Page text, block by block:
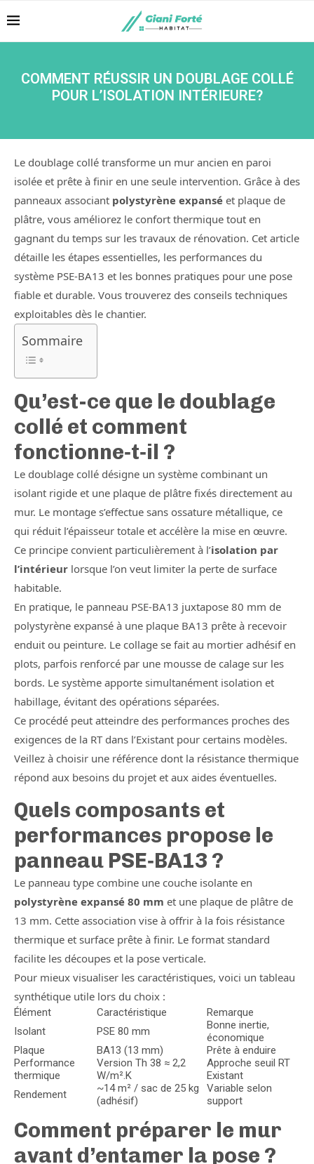
COMMENT RÉUSSIR UN DOUBLAGE COLLÉ
POUR L’ISOLATION INTÉRIEURE?
Le doublage collé transforme un mur ancien en paroi
isolée et prête à finir en une seule intervention. Grâce à des
panneaux associant polystyrène expansé et plaque de
plâtre, vous améliorez le confort thermique tout en
gagnant du temps sur les travaux de rénovation. Cet article
détaille les étapes essentielles, les performances du
système PSE‑BA13 et les bonnes pratiques pour une pose
fiable et durable. Vous trouverez des conseils techniques
exploitables dès le chantier.
Sommaire
Qu’est-ce que le doublage
collé et comment
fonctionne‑t‑il ?
Le doublage collé désigne un système combinant un
isolant rigide et une plaque de plâtre fixés directement au
mur. Le montage s’effectue sans ossature métallique, ce
qui réduit l’épaisseur totale et accélère la mise en œuvre.
Ce principe convient particulièrement à l’isolation par
l’intérieur lorsque l’on veut limiter la perte de surface
habitable.
En pratique, le panneau PSE‑BA13 juxtapose 80 mm de
polystyrène expansé à une plaque BA13 prête à recevoir
enduit ou peinture. Le collage se fait au mortier adhésif en
plots, parfois renforcé par une mousse de calage sur les
bords. Le système apporte simultanément isolation et
habillage, évitant des opérations séparées.
Ce procédé peut atteindre des performances proches des
exigences de la RT dans l’Existant pour certains modèles.
Veillez à choisir une référence dont la résistance thermique
répond aux besoins du projet et aux aides éventuelles.
Quels composants et
performances propose le
panneau PSE‑BA13 ?
Le panneau type combine une couche isolante en
polystyrène expansé 80 mm et une plaque de plâtre de
13 mm. Cette association vise à offrir à la fois résistance
thermique et surface prête à finir. Le format standard
facilite les découpes et la pose verticale.
Pour mieux visualiser les caractéristiques, voici un tableau
synthétique utile lors du choix :
Élément Caractéristique
Remarque
Isolant
PSE 80 mm
Bonne inertie,
économique
Plaque
BA13 (13 mm)
Prête à enduire
Performance
thermique
Version Th 38 ≈ 2,2
W/m².K
Approche seuil RT
Existant
Rendement
~14 m² / sac de 25 kg
(adhésif)
Variable selon
support
Comment préparer le mur
avant d’entamer la pose ?